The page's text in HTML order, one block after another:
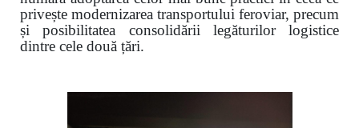
privește modernizarea transportului feroviar, precum
și posibilitatea consolidării legăturilor logistice
dintre cele două țări.